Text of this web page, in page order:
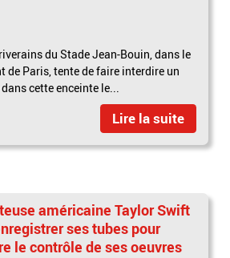
du Stade Jean-Bouin, dans le
de Paris, tente de faire interdire un
cette enceinte le...
Lire la suite
américaine Taylor Swift
ses tubes pour
le contrôle de ses oeuvres